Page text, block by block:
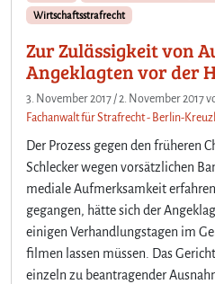
Wirtschaftsstrafrecht
Zur Zulässigkeit von
Angeklagten vor der
3. November 2017 /2. November 2017
Fachanwalt für Strafrecht - Berlin-
Der Prozess gegen den früheren
Schlecker wegen vorsätzlichen
mediale Aufmerksamkeit
gegangen, hätte sich der
einigen Verhandlungstagen im
filmen lassen müssen. Das
einzeln zu beantragender